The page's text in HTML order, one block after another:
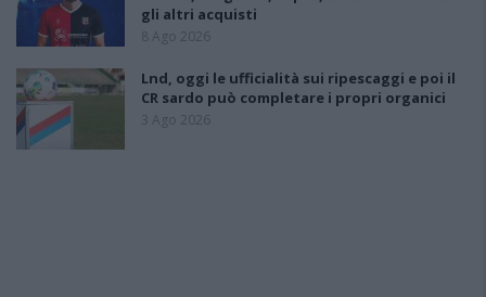
gli altri acquisti
8 Ago 2026
Lnd, oggi le ufficialità sui ripescaggi e poi il
CR sardo può completare i propri organici
3 Ago 2026